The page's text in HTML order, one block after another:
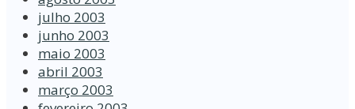
julho 2003
junho 2003
maio 2003
abril 2003
março 2003